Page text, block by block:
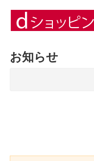
お知らせ